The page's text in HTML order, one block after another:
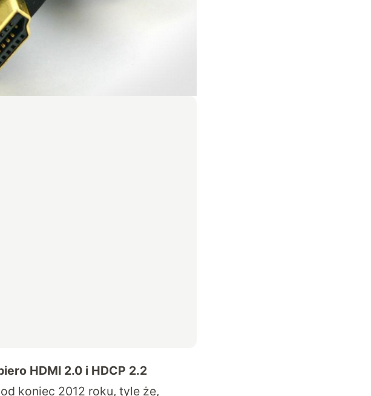
HDMI 2.0 i HDCP 2.2
koniec 2012 roku, tyle że,